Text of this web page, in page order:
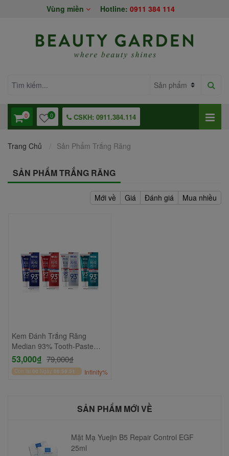
Vùng miền Hotline: 0911 384 114
0 0 CSKH: 0911.384.114
Trang Chủ Sản Phẩm Trắng Răng
SẢN PHẨM TRẮNG RĂNG
Mới về Giá Đánh giá Mua nhiều
Kem Đánh Trắng Răng
Median 93% Tooth-Paste
120g
53,000₫ 79,000₫
Còn lại 00 Ngày 06:59:51 Infinity%
SẢN PHẨM MỚI VỀ
Mặt Mạ Yuejin B5 Repair Control EGF
25ml